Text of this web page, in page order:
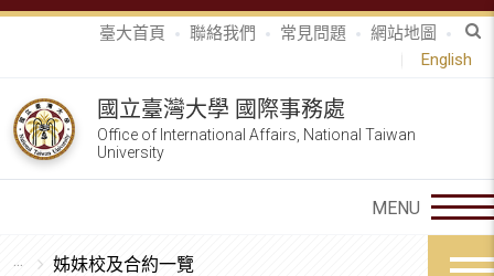
臺大首頁 聯絡我們 常見問題
網站地圖
English
國立臺灣大學 國際事務處
Office of International Affairs, National Taiwan
University
姊妹校及合約一覽